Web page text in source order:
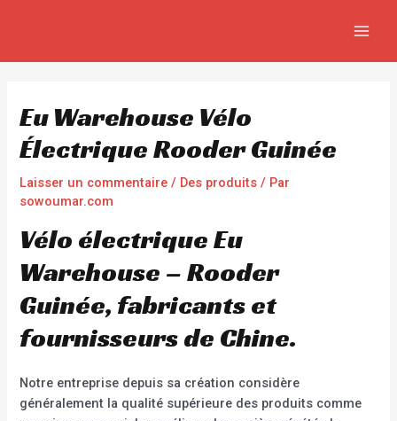
Eu Warehouse Vélo
Électrique Rooder Guinée
Laisser un commentaire / Des produits / Par
sowoumar.com
Vélo électrique Eu
Warehouse – Rooder
Guinée, fabricants et
fournisseurs de Chine.
Notre entreprise depuis sa création considère
généralement la qualité supérieure des produits comme